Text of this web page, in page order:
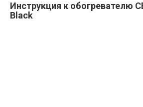
Инструкция к обогревателю
Black